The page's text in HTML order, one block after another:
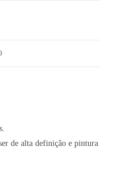
de alta definição e pintura